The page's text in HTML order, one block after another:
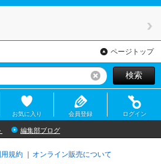
ページトップ
リセット検索
お気に入り 会員登録 ログイン
編集部ブログ
規約
オンライン販売について